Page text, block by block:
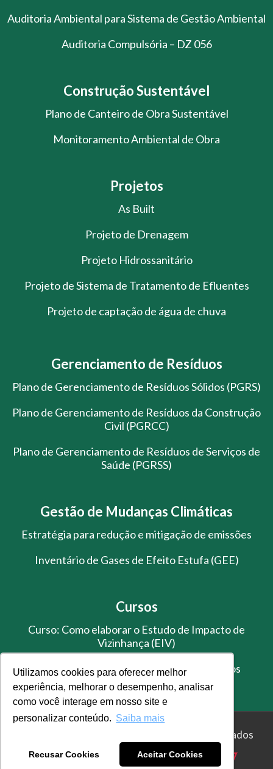
Utilizamos cookies para oferecer melhor
experiência, melhorar o desempenho, analisar
como você interage em nosso site e
personalizar conteúdo. Saiba mais
Recusar Cookies Aceitar Cookies
Auditoria Ambiental para Sistema de Gestão Ambiental
Auditoria Compulsória – DZ 056
Construção Sustentável
Plano de Canteiro de Obra Sustentável
Monitoramento Ambiental de Obra
Projetos
As Built
Projeto de Drenagem
Projeto Hidrossanitário
Projeto de Sistema de Tratamento de Efluentes
Projeto de captação de água de chuva
Gerenciamento de Resíduos
Plano de Gerenciamento de Resíduos Sólidos (PGRS)
Plano de Gerenciamento de Resíduos da Construção
Civil (PGRCC)
Plano de Gerenciamento de Resíduos de Serviços de
Saúde (PGRSS)
Gestão de Mudanças Climáticas
Estratégia para redução e mitigação de emissões
Inventário de Gases de Efeito Estufa (GEE)
Cursos
Curso: Como elaborar o Estudo de Impacto de
Vizinhança (EIV)
Treinamento de Gestão de Resíduos Sólidos
© Master Ambiental - Todos os direitos reservados